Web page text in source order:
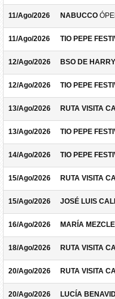
11/Ago/2026 NABUCCO
11/Ago/2026 TIO PEPE
12/Ago/2026 BSO DE
12/Ago/2026 TIO PEPE
13/Ago/2026 RUTA VISITA
13/Ago/2026 TIO PEPE
14/Ago/2026 TIO PEPE
15/Ago/2026 RUTA VISITA
15/Ago/2026 JOSÉ LUIS
16/Ago/2026 MARÍA MEZCLE
18/Ago/2026 RUTA VISITA
20/Ago/2026 RUTA VISITA
20/Ago/2026 LUCÍA